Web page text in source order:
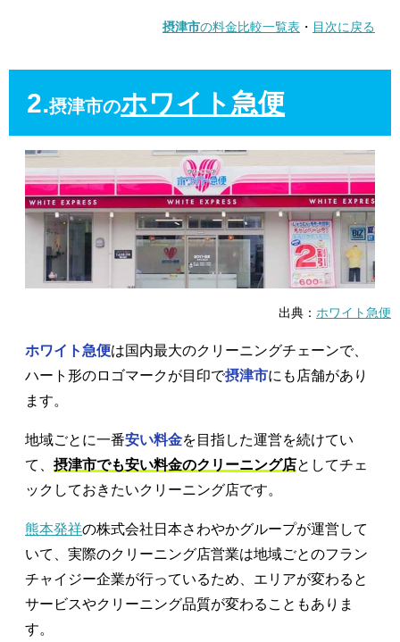
摂津市の料金比較一覧表 ・ 目次に戻る
2.摂津市のホワイト急便
出典： ホワイト急便
ホワイト急便は国内最大のクリーニングチェーンで、
ハート形のロゴマークが目印で摂津市にも店舗があり
ます。
地域ごとに一番安い料金を目指した運営を続けてい
て、 摂津市でも安い料金のクリーニング店としてチェ
ックしておきたいクリーニング店です。
熊本発祥の株式会社日本さわやかグループが運営して
いて、実際のクリーニング店営業は地域ごとのフラン
チャイジー企業が行っているため、エリアが変わると
サービスやクリーニング品質が変わることもありま
す。